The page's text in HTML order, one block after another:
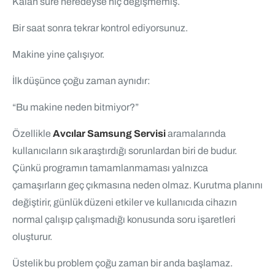
Bir saat sonra tekrar kontrol ediyorsunuz.
Makine yine çalışıyor.
İlk düşünce çoğu zaman aynıdır:
“Bu makine neden bitmiyor?”
Özellikle Avcılar Samsung Servisiaramalarında
kullanıcıların sık araştırdığı sorunlardan biri de budur.
Çünkü programın tamamlanmaması yalnızca
çamaşırların geç çıkmasına neden olmaz. Kurutma planını
değiştirir, günlük düzeni etkiler ve kullanıcıda cihazın
normal çalışıp çalışmadığı konusunda soru işaretleri
oluşturur.
Üstelik bu problem çoğu zaman bir anda başlamaz.